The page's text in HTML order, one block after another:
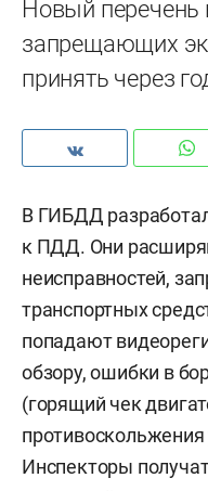
Новый перечень
запрещающих
принять через
В ГИБДД
к ПДД. Они
неисправностей,
транспортных
попадают
обзору, ошибки в
(горящий чек
противоскольжения
Инспекторы